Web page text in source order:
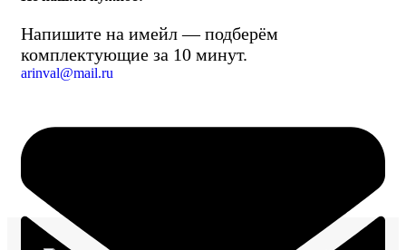
Напишите на имейл — подберём
комплектующие за 10 минут.
arinval@mail.ru